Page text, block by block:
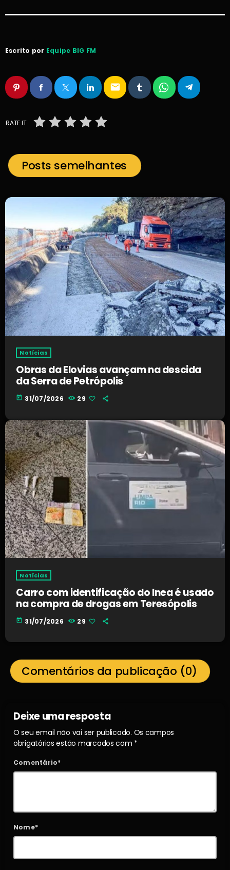
Escrito por Equipe BIG FM
email
RATE IT
Posts semelhantes
Notícias
Obras da Elovias avançam na descida
da Serra de Petrópolis
today 31/07/2026 29
Notícias
Carro com identificação do Inea é usado
na compra de drogas em Teresópolis
today 31/07/2026 29
Comentários da publicação (0)
Deixe uma resposta
O seu email não vai ser publicado. Os campos
obrigatórios estão marcados com *
Comentário*
Nome*